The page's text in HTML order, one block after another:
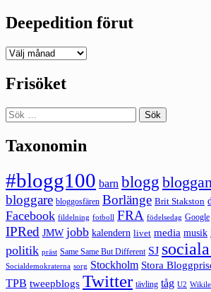
Deepedition förut
Deepedition
Frisöket
Sök
efter:
Taxonomin
#blogg100 barn blogg
bloggare bloggosfären Borlänge Brit Stakston
Facebook fildelning fotboll FRA födelsedag Google
IPRed JMW jobb kalendern livet media musik
politik präst Same Same But Different SJ
Socialdemokraterna sorg Stockholm Stora
TPB tweepblogs Twitter tävling tåg U2